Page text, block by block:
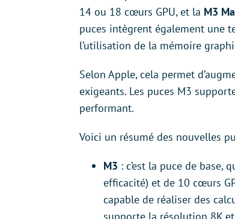
14 ou 18 cœurs GPU, et la M3
puces intègrent également une
l’utilisation de la mémoire
Selon Apple, cela permet
exigeants. Les puces M3
performant.
Voici un résumé des nouvelles
M3 : c’est la puce de base,
efficacité) et de 10 cœurs
capable de réaliser des